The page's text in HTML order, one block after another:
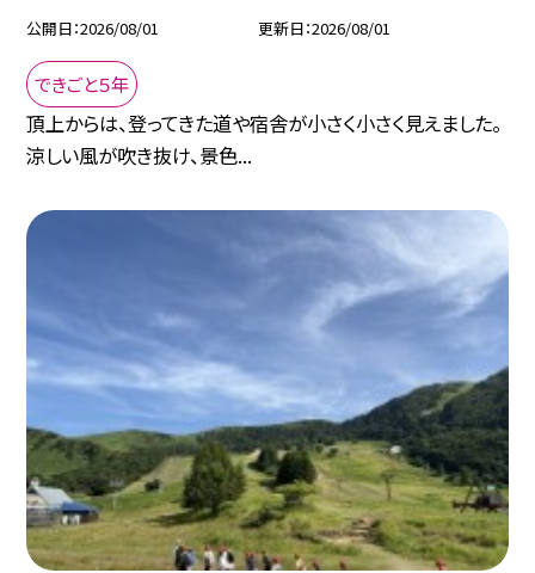
公開日 2026/08/01 更新日 2026/08/01
できごと５年
頂上からは、登ってきた道や宿舎が小さく小さく見えました。
涼しい風が吹き抜け、景色...